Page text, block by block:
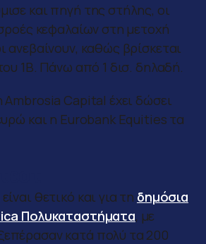
και πηγή της στήλης, οι
κεφαλαίων στη μετοχή
ανεβαίνουν, καθώς βρίσκεται
1Β. Πάνω από 1 δισ. δηλαδή.
Capital έχει δώσει
και η Eurobank Equities τα
θετικό και για τη δημόσια
Πολυκαταστήματα, με
κατά πολύ τα 200